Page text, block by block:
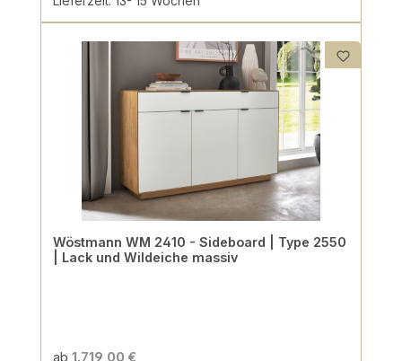
Wöstmann WM 2410 - Sideboard | Type 2550
| Lack und Wildeiche massiv
ab 1.719,00 €